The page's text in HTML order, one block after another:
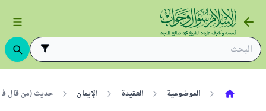
الموضوعية العقيدة الإيمان حديث (من قال